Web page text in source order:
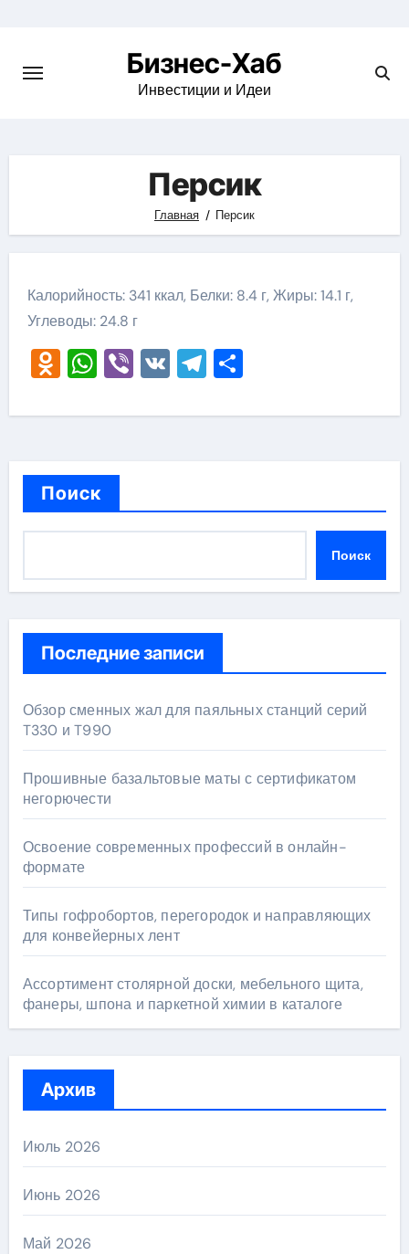
content
Бизнес-Хаб
Инвестиции и Идеи
Персик
Главная Персик
Калорийность: 341 ккал, Белки: 8.4 г, Жиры: 14.1 г,
Углеводы: 24.8 г
Odnoklassniki
WhatsApp
Viber
VKTelegram
Отправить
Поиск
Поиск
Последние записи
Обзор сменных жал для паяльных станций серий
T330 и T990
Прошивные базальтовые маты с сертификатом
негорючести
Освоение современных профессий в онлайн-
формате
Типы гофробортов, перегородок и направляющих
для конвейерных лент
Ассортимент столярной доски, мебельного щита,
фанеры, шпона и паркетной химии в каталоге
Архив
Июль 2026
Июнь 2026
Май 2026